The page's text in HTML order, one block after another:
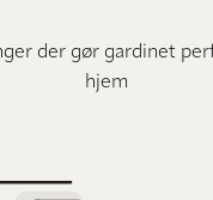
der gør gardinet
hjem